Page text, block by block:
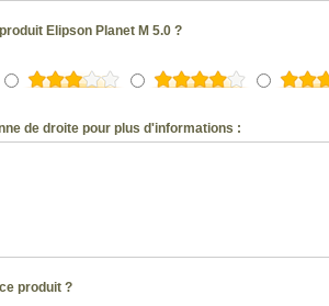
Elipson Planet M 5.0 ?
de droite pour plus d'informations :
produit ?